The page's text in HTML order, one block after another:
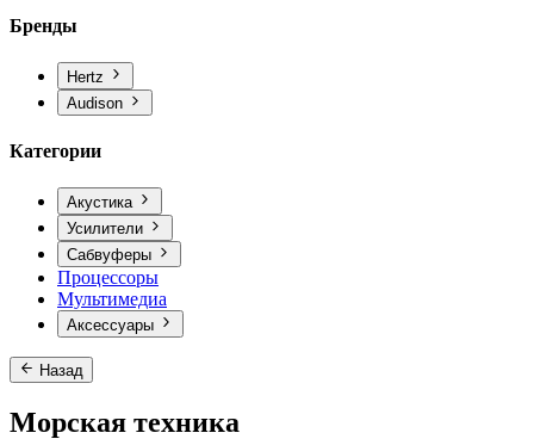
Бренды
Hertz
Audison
Категории
Акустика
Усилители
Сабвуферы
Процессоры
Мультимедиа
Аксессуары
Назад
Морская техника